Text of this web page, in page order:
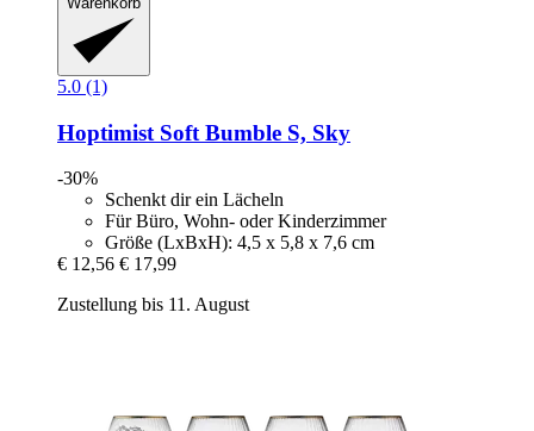
5.0 (1)
Hoptimist Soft Bumble S, Sky
-30%
Schenkt dir ein Lächeln
Für Büro, Wohn- oder Kinderzimmer
Größe (LxBxH): 4,5 x 5,8 x 7,6 cm
€ 12,56 € 17,99
Zustellung bis 11. August